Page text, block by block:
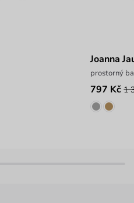
Joanna
prostorný
797 Kč 1